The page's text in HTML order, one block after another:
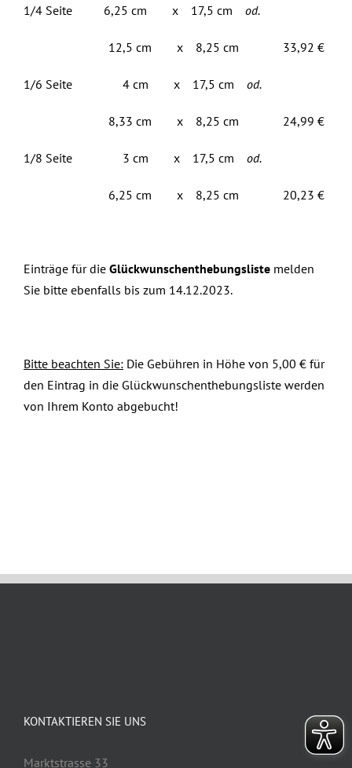
1/4 Seite 6,25 cm x 17,5 cm od.
12,5 cm x 8,25 cm 33,92 €
1/6 Seite 4 cm x 17,5 cm od.
8,33 cm x 8,25 cm 24,99 €
1/8 Seite 3 cm x 17,5 cm od.
6,25 cm x 8,25 cm 20,23 €
Einträge für die Glückwunschenthebungsliste melden
Sie bitte ebenfalls bis zum 14.12.2023.
Bitte beachten Sie: Die Gebühren in Höhe von 5,00 € für
den Eintrag in die Glückwunschenthebungsliste werden
von Ihrem Konto abgebucht!
KONTAKTIEREN SIE UNS
Marktstrasse 33